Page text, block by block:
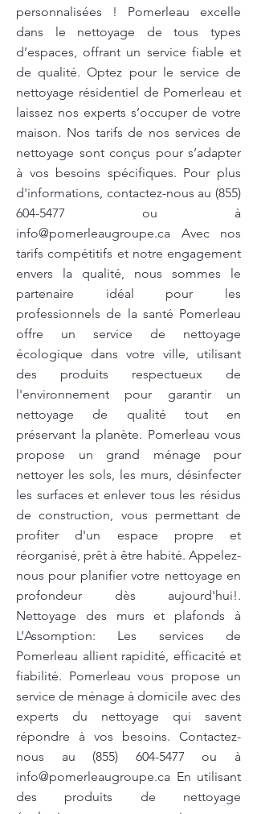
personnalisées ! Pomerleau excelle
dans le nettoyage de tous types
d’espaces, offrant un service fiable et
de qualité. Optez pour le service de
nettoyage résidentiel de Pomerleau et
laissez nos experts s’occuper de votre
maison. Nos tarifs de nos services de
nettoyage sont conçus pour s’adapter
à vos besoins spécifiques. Pour plus
d'informations, contactez-nous au (855)
604-5477 ou à
info@pomerleaugroupe.ca Avec nos
tarifs compétitifs et notre engagement
envers la qualité, nous sommes le
partenaire idéal pour les
professionnels de la santé Pomerleau
offre un service de nettoyage
écologique dans votre ville, utilisant
des produits respectueux de
l'environnement pour garantir un
nettoyage de qualité tout en
préservant la planète. Pomerleau vous
propose un grand ménage pour
nettoyer les sols, les murs, désinfecter
les surfaces et enlever tous les résidus
de construction, vous permettant de
profiter d'un espace propre et
réorganisé, prêt à être habité. Appelez-
nous pour planifier votre nettoyage en
profondeur dès aujourd'hui!.
Nettoyage des murs et plafonds à
L’Assomption: Les services de
Pomerleau allient rapidité, efficacité et
fiabilité. Pomerleau vous propose un
service de ménage à domicile avec des
experts du nettoyage qui savent
répondre à vos besoins. Contactez-
nous au (855) 604-5477 ou à
info@pomerleaugroupe.ca En utilisant
des produits de nettoyage